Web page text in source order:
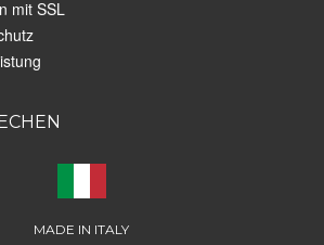
mit SSL
MADE IN ITALY